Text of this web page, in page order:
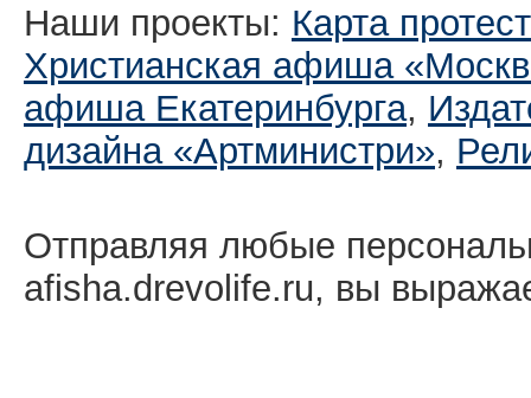
Наши проекты: Карта
Христианская афиша
афиша Екатеринбургa,
дизайна «Артминистри»,
Отправляя любые
afisha.drevolife.ru, вы